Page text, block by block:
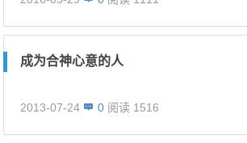
成为合神心意的人
2013-07-24 0 阅读 1516